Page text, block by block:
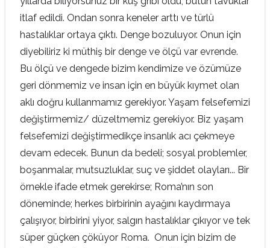
itlaf edildi. Ondan sonra keneler arttı ve türlü
hastalıklar ortaya çıktı. Denge bozuluyor. Onun için
diyebiliriz ki müthiş bir denge ve ölçü var evrende.
Bu ölçü ve dengede bizim kendimize ve özümüze
geri dönmemiz ve insan için en büyük kıymet olan
aklı doğru kullanmamız gerekiyor. Yaşam felsefemizi
değiştirmemiz/ düzeltmemiz gerekiyor. Biz yaşam
felsefemizi değiştirmedikçe insanlık acı çekmeye
devam edecek. Bunun da bedeli; sosyal problemler,
boşanmalar, mutsuzluklar, suç ve şiddet olayları... Bir
örnekle ifade etmek gerekirse; Roma’nın son
döneminde; herkes birbirinin ayağını kaydırmaya
çalışıyor, birbirini yiyor, salgın hastalıklar çıkıyor ve tek
süper güçken çöküyor Roma. Onun için bizim de